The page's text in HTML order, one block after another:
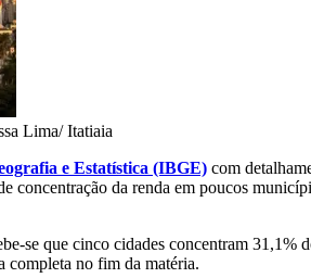
Lima/ Itatiaia
e Estatística (IBGE) com
concentração da renda em poucos
se que cinco cidades concentram 31,1%
completa no fim da matéria.